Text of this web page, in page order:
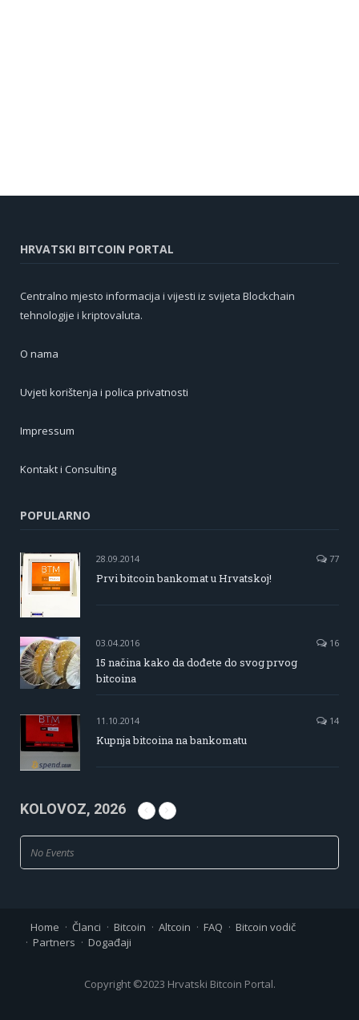
HRVATSKI BITCOIN PORTAL
Centralno mjesto informacija i vijesti iz svijeta Blockchain
tehnologije i kriptovaluta.
O nama
Uvjeti korištenja i polica privatnosti
Impressum
Kontakt i Consulting
POPULARNO
28.09.2014 77
Prvi bitcoin bankomat u Hrvatskoj!
03.04.2016 16
15 načina kako da dođete do svog prvog
bitcoina
11.10.2014 14
Kupnja bitcoina na bankomatu
KOLOVOZ, 2026
No Events
Home Članci Bitcoin Altcoin FAQ
Bitcoin vodič
Partners
Događaji
Copyright ©2023 Hrvatski Bitcoin Portal.